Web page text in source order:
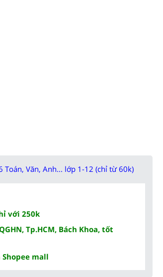
Văn, Anh... lớp 1-12 (chỉ từ 60k)
với 250k
Tp.HCM, Bách Khoa, tốt
Shopee mall